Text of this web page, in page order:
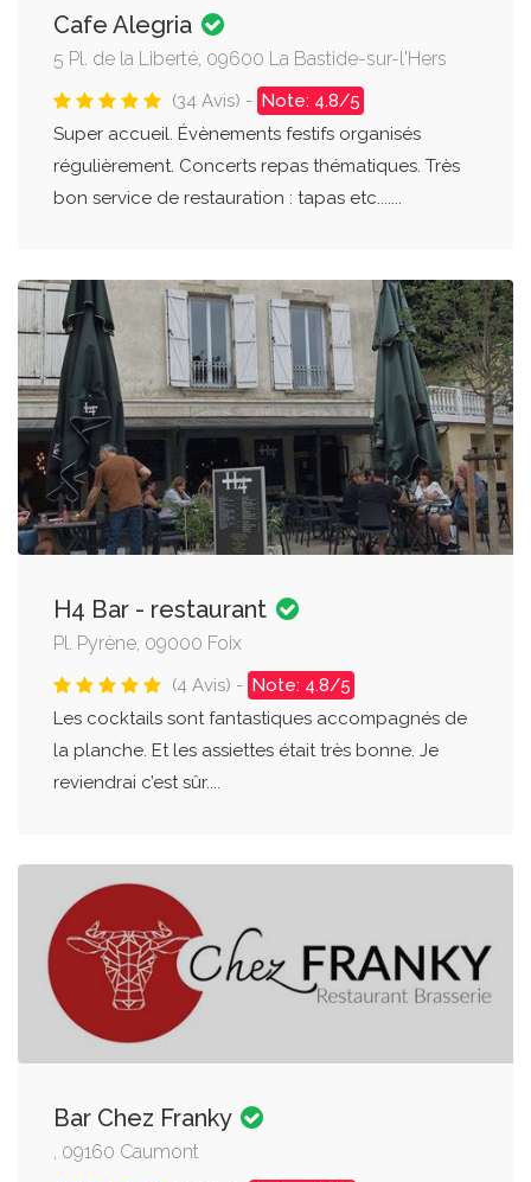
Cafe Alegria
5 Pl. de la Liberté, 09600 La Bastide-sur-l'Hers
(34 Avis) - Note: 4.8/5
Super accueil. Évènements festifs organisés
régulièrement. Concerts repas thématiques. Très
bon service de restauration : tapas etc.......
H4 Bar - restaurant
Pl. Pyrène, 09000 Foix
(4 Avis) - Note: 4.8/5
Les cocktails sont fantastiques accompagnés de
la planche. Et les assiettes était très bonne. Je
reviendrai c’est sûr....
Bar Chez Franky
, 09160 Caumont